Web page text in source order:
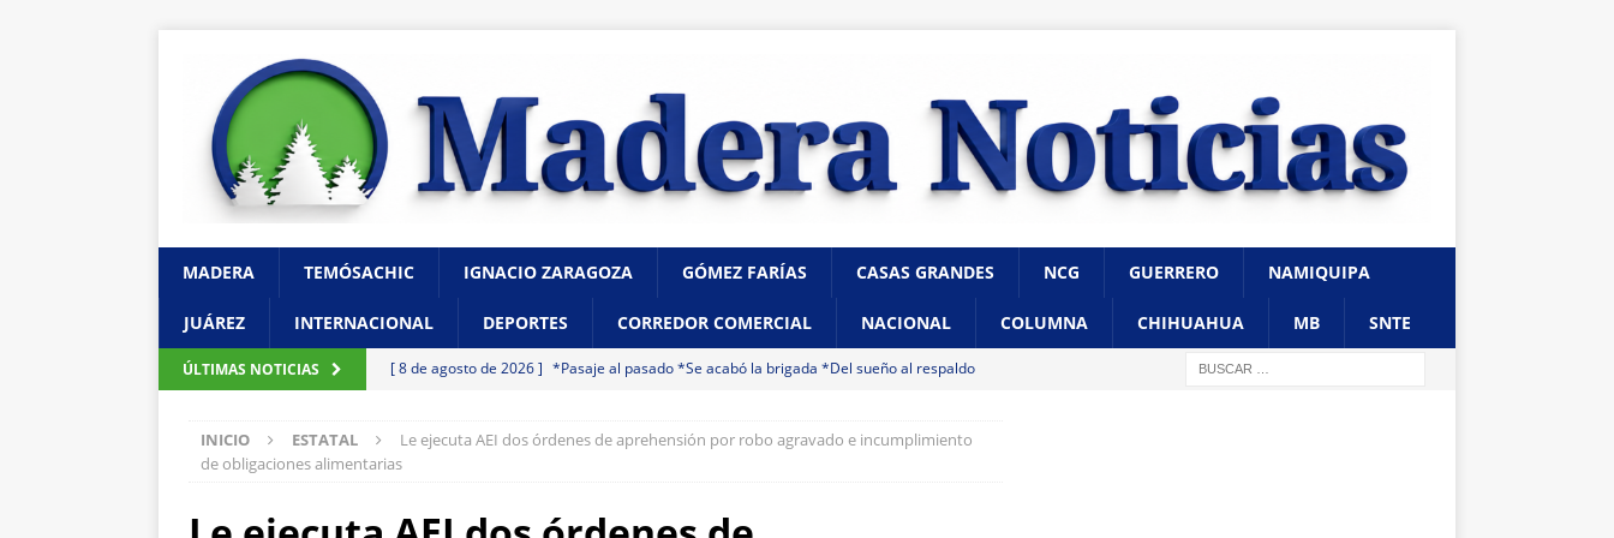
MADERA TEMÓSACHIC IGNACIO ZARAGOZA GÓMEZ FARÍAS CASAS GRANDES NCG GUERRERO NAMIQUIPA
JUÁREZ INTERNACIONAL DEPORTES CORREDOR COMERCIAL NACIONAL COLUMNA CHIHUAHUA MB SNTE
ÚLTIMAS NOTICIAS [ 8 de agosto de 2026 ] *Pasaje al pasado *Se acabó la brigada *Del sueño al respaldo
[ 7 de agosto de 2026 ] “Que presenten las pruebas”: Santiago de la Peña niega que
[ 7 de agosto de 2026 ] Hombre muere a bordo de una ambulancia de URGE tras sufrir
INICIO ESTATAL
Le ejecuta AEI dos órdenes de aprehensión por robo agravado e incumplimiento
de obligaciones alimentarias